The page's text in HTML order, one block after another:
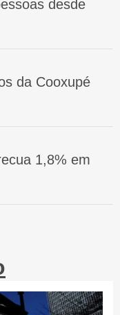
desde
da Cooxupé
1,8% em